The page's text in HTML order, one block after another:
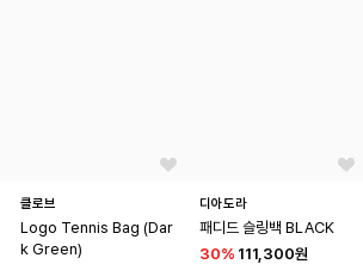
클로브
Logo Tennis Bag (Dar
k Green)
디아도라
패디드 슬링백 BLACK
30% 111,300원